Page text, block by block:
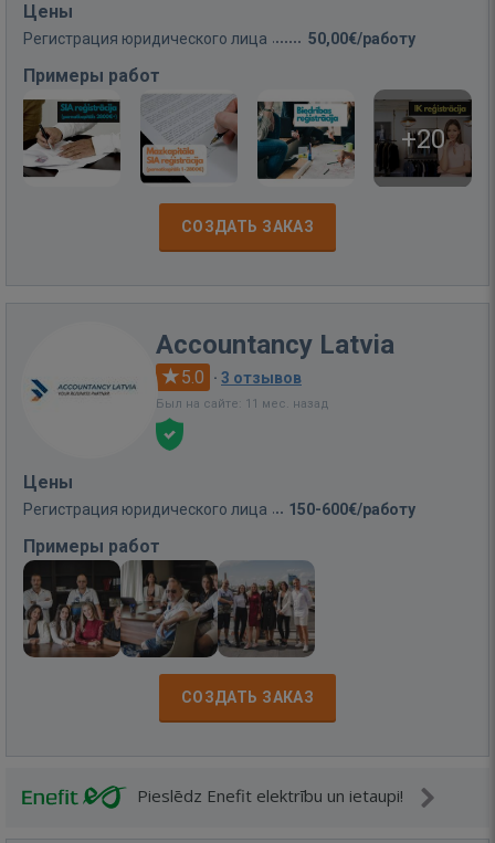
Цены
Регистрация юридического лица 50,00€/работу
Примеры работ
+20
СОЗДАТЬ ЗАКАЗ
Accountancy Latvia
5.0 · 3 отзывов
Был на сайте: 11 мес. назад
Цены
Регистрация юридического лица 150-600€/работу
Примеры работ
СОЗДАТЬ ЗАКАЗ
Pieslēdz Enefit elektrību un ietaupi!